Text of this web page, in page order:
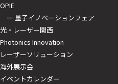
OPIE
ー 量子イノベーションフェア
光・レーザー関西
Photonics Innovation
レーザーソリューション
海外展示会
イベントカレンダー